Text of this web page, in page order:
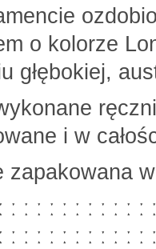
o kolorze
głębokiej,
i w
zapakowana
ː ː ː ː ː ː ː ː ː ː
ː ː ː ː ː ː ː ː ː ː ː